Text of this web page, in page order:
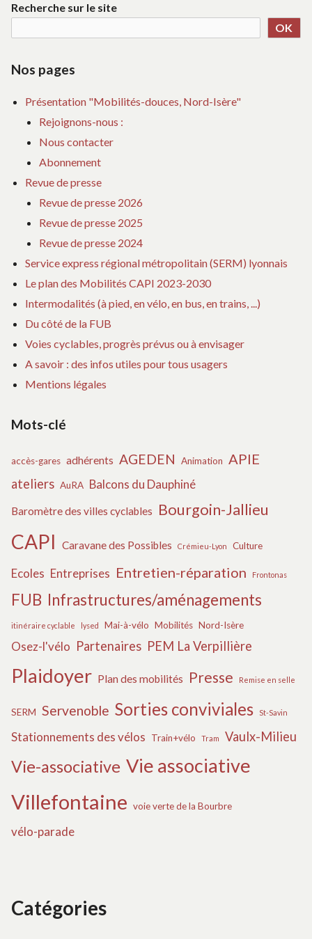
c
i
e
s
VÉLO
Recherche sur le site
OK
Nos pages
Présentation "Mobilités-douces, Nord-Isère"
Rejoignons-nous :
Nous contacter
Abonnement
Revue de presse
Revue de presse 2026
Revue de presse 2025
Revue de presse 2024
Service express régional métropolitain (SERM) lyonnais
Le plan des Mobilités CAPI 2023-2030
Intermodalités (à pied, en vélo, en bus, en trains, ...)
Du côté de la FUB
Voies cyclables, progrès prévus ou à envisager
A savoir : des infos utiles pour tous usagers
Mentions légales
Mots-clé
accès-gares adhérents AGEDEN Animation APIE
ateliers AuRA Balcons du Dauphiné
Baromètre des villes cyclables Bourgoin-Jallieu
CAPI Caravane des Possibles Crémieu-Lyon Culture
Ecoles Entreprises Entretien-réparation Frontonas
FUB Infrastructures/aménagements
itinéraire cyclable lysed Mai-à-vélo Mobilités Nord-Isère
Osez-l'vélo Partenaires PEM La Verpillière
Plaidoyer Plan des mobilités Presse Remise en selle
SERM Servenoble Sorties conviviales St-Savin
Stationnements des vélos Train+vélo Tram Vaulx-Milieu
Vie-associative Vie associative
Villefontaine voie verte de la Bourbre
vélo-parade
Catégories